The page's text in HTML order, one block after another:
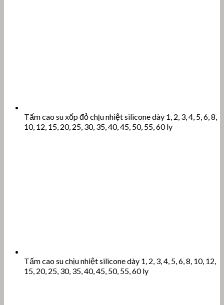
Tấm cao su xốp đỏ chịu nhiệt silicone dày 1, 2, 3, 4, 5, 6, 8,
10, 12, 15, 20, 25, 30, 35, 40, 45, 50, 55, 60 ly
Tấm cao su chịu nhiệt silicone dày 1, 2, 3, 4, 5, 6, 8, 10, 12,
15, 20, 25, 30, 35, 40, 45, 50, 55, 60 ly